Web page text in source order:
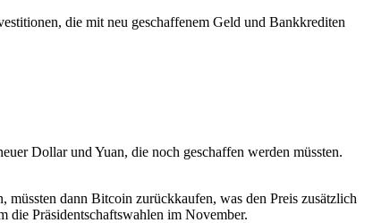
die mit neu geschaffenem Geld und Bankkrediten
Dollar und Yuan, die noch geschaffen werden müssten.
dann Bitcoin zurückkaufen, was den Preis zusätzlich
Präsidentschaftswahlen im November.